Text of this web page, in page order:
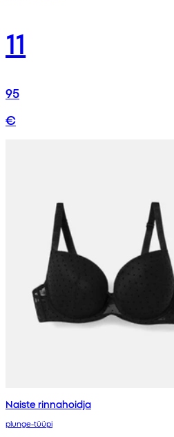
11
95
€
Naiste rinnahoidja
plunge-tüüpi